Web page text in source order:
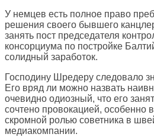
У немцев есть полное право
решения своего бывшего
занять пост председателя
консорциума по постройке
солидный заработок.
Господину Шредеру следовало
Его вряд ли можно назвать
очевидно одиозный, что его
сочтено провокацией, особенно
скромной ролью советника в
медиакомпании.